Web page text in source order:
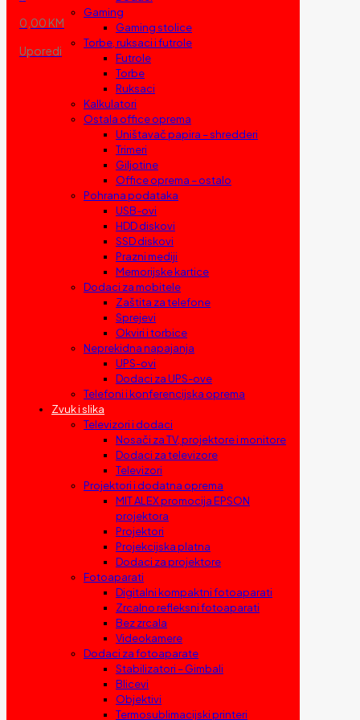
0,00 KM
Uporedi
Gaming
Gaming stolice
Torbe, ruksaci i futrole
Futrole
Torbe
Ruksaci
Kalkulatori
Ostala office oprema
Uništavač papira – shredderi
Trimeri
Giljotine
Office oprema – ostalo
Pohrana podataka
USB-ovi
HDD diskovi
SSD diskovi
Prazni mediji
Memorijske kartice
Dodaci za mobitele
Zaštita za telefone
Sprejevi
Okviri i torbice
Neprekidna napajanja
UPS-ovi
Dodaci za UPS-ove
Telefoni i konferencijska oprema
Zvuk i slika
Televizori i dodaci
Nosači za TV, projektore i monitore
Dodaci za televizore
Televizori
Projektori i dodatna oprema
MIT ALEX promocija EPSON
projektora
Projektori
Projekcijska platna
Dodaci za projektore
Fotoaparati
Digitalni kompaktni fotoaparati
Zrcalno refleksni fotoaparati
Bez zrcala
Videokamere
Dodaci za fotoaparate
Stabilizatori – Gimbali
Blicevi
Objektivi
Termosublimacijski printeri